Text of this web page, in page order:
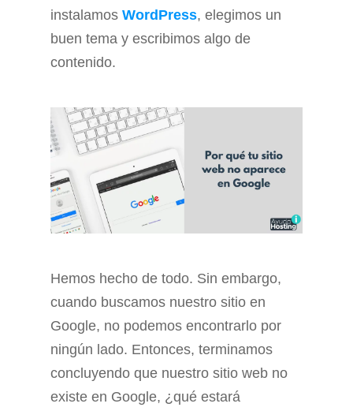
instalamos WordPress, elegimos un
buen tema y escribimos algo de
contenido.
Hemos hecho de todo. Sin embargo,
cuando buscamos nuestro sitio en
Google, no podemos encontrarlo por
ningún lado. Entonces, terminamos
concluyendo que nuestro sitio web no
existe en Google, ¿qué estará